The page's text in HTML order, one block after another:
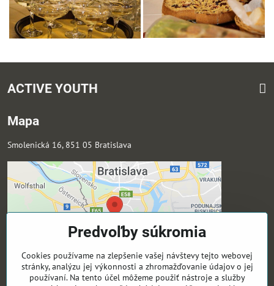
ACTIVE YOUTH
Mapa
Smolenická 16, 851 05 Bratislava
Predvoľby súkromia
Cookies používame na zlepšenie vašej návštevy tejto webovej
stránky, analýzu jej výkonnosti a zhromažďovanie údajov o jej
používaní. Na tento účel môžeme použiť nástroje a služby